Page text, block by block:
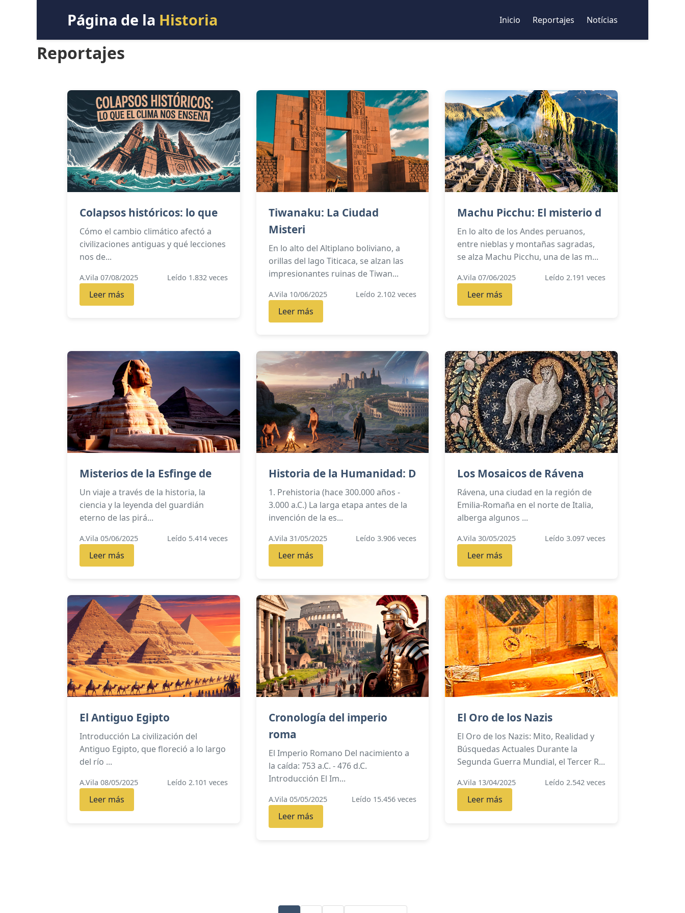
Página de la Historia Inicio Reportajes Notícias
Reportajes
Colapsos históricos: lo que
Cómo el cambio climático afectó a
civilizaciones antiguas y qué lecciones
nos de...
A.Vila 07/08/2025 Leído 1.832 veces
Leer más
Tiwanaku: La Ciudad
Misteri
En lo alto del Altiplano boliviano, a
orillas del lago Titicaca, se alzan las
impresionantes ruinas de Tiwan...
A.Vila 10/06/2025 Leído 2.102 veces
Leer más
Machu Picchu: El misterio d
En lo alto de los Andes peruanos,
entre nieblas y montañas sagradas,
se alza Machu Picchu, una de las m...
A.Vila 07/06/2025 Leído 2.191 veces
Leer más
Misterios de la Esfinge de
Un viaje a través de la historia, la
ciencia y la leyenda del guardián
eterno de las pirá...
A.Vila 05/06/2025 Leído 5.414 veces
Leer más
Historia de la Humanidad: D
1. Prehistoria (hace 300.000 años -
3.000 a.C.) La larga etapa antes de la
invención de la es...
A.Vila 31/05/2025 Leído 3.906 veces
Leer más
Los Mosaicos de Rávena
Rávena, una ciudad en la región de
Emilia-Romaña en el norte de Italia,
alberga algunos ...
A.Vila 30/05/2025 Leído 3.097 veces
Leer más
El Antiguo Egipto
Introducción La civilización del
Antiguo Egipto, que floreció a lo largo
del río ...
A.Vila 08/05/2025 Leído 2.101 veces
Leer más
Cronología del imperio
roma
El Imperio Romano Del nacimiento a
la caída: 753 a.C. - 476 d.C.
Introducción El Im...
A.Vila 05/05/2025 Leído 15.456 veces
Leer más
El Oro de los Nazis
El Oro de los Nazis: Mito, Realidad y
Búsquedas Actuales Durante la
Segunda Guerra Mundial, el Tercer R...
A.Vila 13/04/2025 Leído 2.542 veces
Leer más